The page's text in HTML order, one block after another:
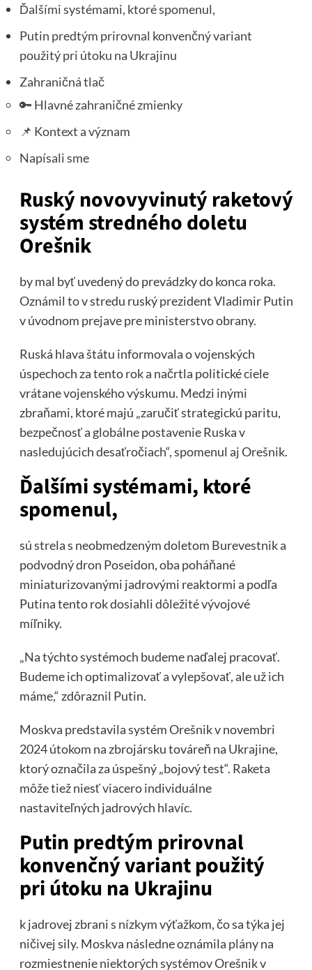
Ďalšími systémami, ktoré spomenul,
Putin predtým prirovnal konvenčný variant
použitý pri útoku na Ukrajinu
Zahraničná tlač
🔑 Hlavné zahraničné zmienky
📌 Kontext a význam
Napísali sme
Ruský novovyvinutý raketový
systém stredného doletu
Orešnik
by mal byť uvedený do prevádzky do konca roka.
Oznámil to v stredu ruský prezident Vladimir Putin
v úvodnom prejave pre ministerstvo obrany.
Ruská hlava štátu informovala o vojenských
úspechoch za tento rok a načrtla politické ciele
vrátane vojenského výskumu. Medzi inými
zbraňami, ktoré majú „zaručiť strategickú paritu,
bezpečnosť a globálne postavenie Ruska v
nasledujúcich desaťročiach“, spomenul aj Orešnik.
Ďalšími systémami, ktoré
spomenul,
sú strela s neobmedzeným doletom Burevestnik a
podvodný dron Poseidon, oba poháňané
miniaturizovanými jadrovými reaktormi a podľa
Putina tento rok dosiahli dôležité vývojové
míľniky.
„Na týchto systémoch budeme naďalej pracovať.
Budeme ich optimalizovať a vylepšovať, ale už ich
máme,“ zdôraznil Putin.
Moskva predstavila systém Orešnik v novembri
2024 útokom na zbrojársku továreň na Ukrajine,
ktorý označila za úspešný „bojový test“. Raketa
môže tiež niesť viacero individuálne
nastaviteľných jadrových hlavíc.
Putin predtým prirovnal
konvenčný variant použitý
pri útoku na Ukrajinu
k jadrovej zbrani s nízkym výťažkom, čo sa týka jej
ničivej sily. Moskva následne oznámila plány na
rozmiestnenie niektorých systémov Orešnik v